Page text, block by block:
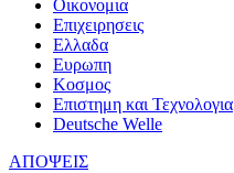
Οικονομια
Επιχειρησεις
Ελλαδα
Ευρωπη
Κοσμος
Επιστημη και Τεχνολογια
Deutsche Welle
ΑΠΟΨΕΙΣ